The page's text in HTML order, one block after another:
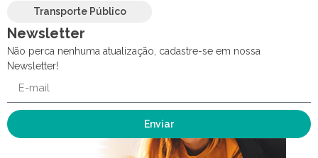
Transporte Público
Newsletter
Não perca nenhuma atualização, cadastre-se em nossa
Newsletter!
Enviar